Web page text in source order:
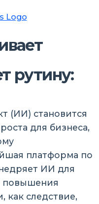
рутину:
(ИИ) становится
для бизнеса,
платформа по
ИИ для
повышения
как следствие,